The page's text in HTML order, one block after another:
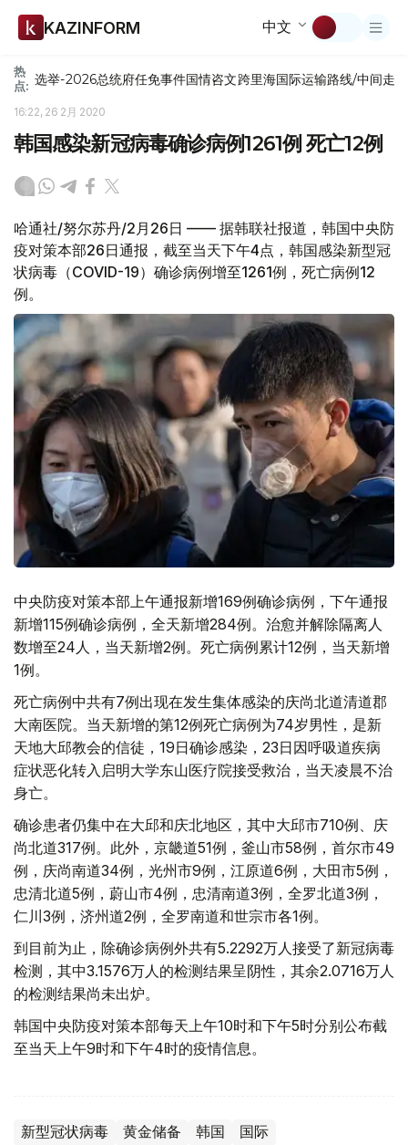
KAZINFORM 中文
热
点: 选举-2026总统府任免事件国情咨文跨里海国际运输路线/中间走廊
16:22, 26 2月 2020
韩国感染新冠病毒确诊病例1261例 死亡12例
哈通社/努尔苏丹/2月26日 —— 据韩联社报道，韩国中央防
疫对策本部26日通报，截至当天下午4点，韩国感染新型冠
状病毒（COVID-19）确诊病例增至1261例，死亡病例12
例。
中央防疫对策本部上午通报新增169例确诊病例，下午通报
新增115例确诊病例，全天新增284例。治愈并解除隔离人
数增至24人，当天新增2例。死亡病例累计12例，当天新增
1例。
死亡病例中共有7例出现在发生集体感染的庆尚北道清道郡
大南医院。当天新增的第12例死亡病例为74岁男性，是新
天地大邱教会的信徒，19日确诊感染，23日因呼吸道疾病
症状恶化转入启明大学东山医疗院接受救治，当天凌晨不治
身亡。
确诊患者仍集中在大邱和庆北地区，其中大邱市710例、庆
尚北道317例。此外，京畿道51例，釜山市58例，首尔市49
例，庆尚南道34例，光州市9例，江原道6例，大田市5例，
忠清北道5例，蔚山市4例，忠清南道3例，全罗北道3例，
仁川3例，济州道2例，全罗南道和世宗市各1例。
到目前为止，除确诊病例外共有5.2292万人接受了新冠病毒
检测，其中3.1576万人的检测结果呈阴性，其余2.0716万人
的检测结果尚未出炉。
韩国中央防疫对策本部每天上午10时和下午5时分别公布截
至当天上午9时和下午4时的疫情信息。
新型冠状病毒 黄金储备 韩国 国际